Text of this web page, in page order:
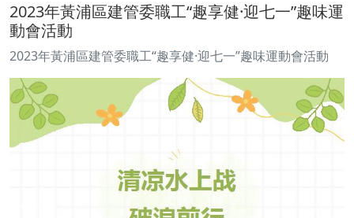
2023年黃浦區建管委職工“趣享健·迎七一”趣味運
動會活動
2023年黃浦區建管委職工“趣享健·迎七一”趣味運動會活動